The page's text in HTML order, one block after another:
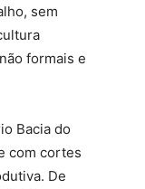
sem
formais e
Bacia do
com cortes
De